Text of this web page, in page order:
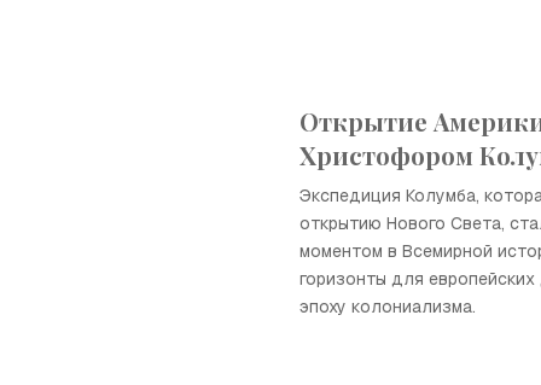
Открытие
Христофором
Экспедиция Колумба,
открытию Нового Света,
моментом в Всемирной
горизонты для
эпоху колониализма.